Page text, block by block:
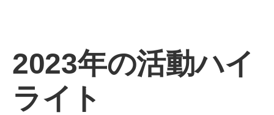
2023年の活動ハイ
ライト